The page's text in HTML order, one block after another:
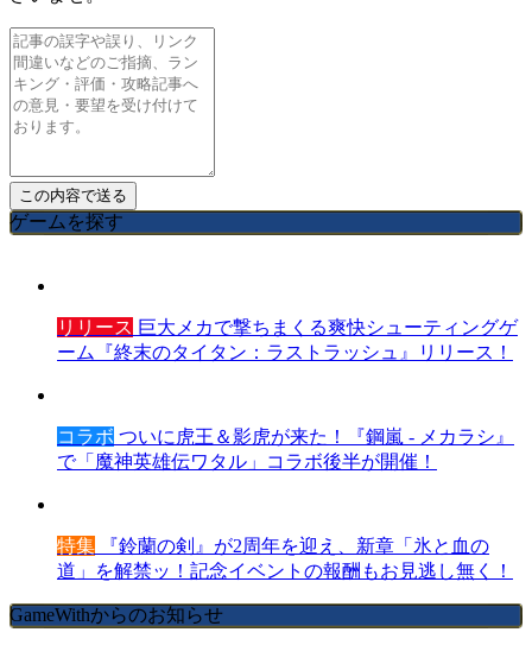
ゲームを探す
リリース 巨大メカで撃ちまくる爽快シューティングゲ
ーム『終末のタイタン：ラストラッシュ』リリース！
コラボ ついに虎王＆影虎が来た！『鋼嵐 - メカラシ』
で「魔神英雄伝ワタル」コラボ後半が開催！
特集 『鈴蘭の剣』が2周年を迎え、新章「氷と血の
道」を解禁ッ！記念イベントの報酬もお見逃し無く！
GameWithからのお知らせ